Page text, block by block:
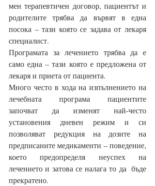
мен терапевтичен договор, пациентът и
родителите трябва да вървят в една
посока – тази която се задава от лекаря
специалист.
Програмата за лечението трябва да е
само една – тази която е предложена от
лекаря и приета от пациента.
Много често в хода на изпълнението на
лечебната програма пациентите
започват да изменят най-често
установения дневен режим и си
позволяват редукция на дозите на
предписаните медикаменти – поведение,
което предопределя неуспех на
лечението и затова се налага то да  бъде
прекратено.